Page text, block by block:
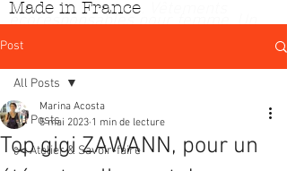
Made in France
écoresponsables pour femme. Un
Post
All Posts
✂️ Atelier & Savoir‑faire
All Posts
Top gigi ZAWANN, pour un
Marina Acosta
5 mai 2023 1 min de lecture